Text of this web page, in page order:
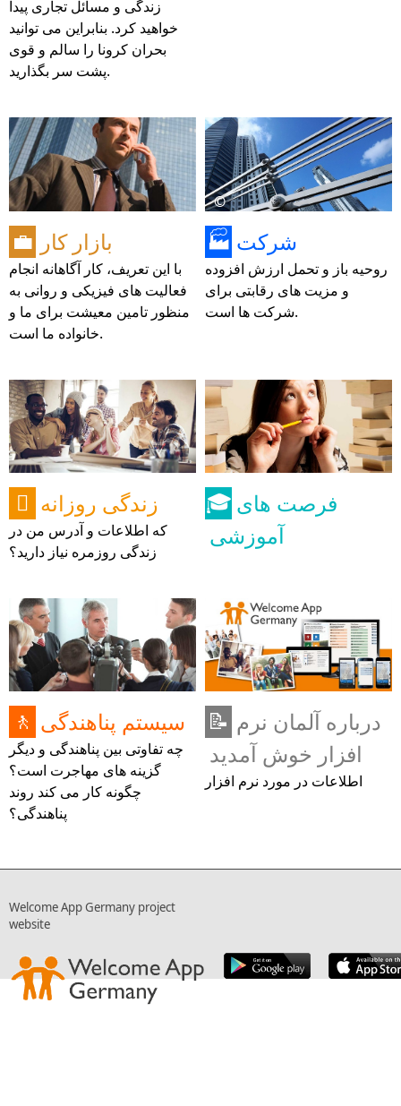
زندگی و مسائل تجاری پیدا
خواهید کرد. بنابراین می توانید
بحران کرونا را سالم و قوی
پشت سر بگذارید.
💼 بازار کار
با این تعریف، کار آگاهانه انجام
فعالیت های فیزیکی و روانی به
منظور تامین معیشت برای ما و
خانواده ما است.
©
🏭 شرکت
روحیه باز و تحمل ارزش افزوده
و مزیت های رقابتی برای
شرکت ها است.
 زندگی روزانه
که اطلاعات و آدرس من در
زندگی روزمره نیاز دارید؟
🎓 فرصت های
آموزشی
🚶 سیستم پناهندگی
چه تفاوتی بین پناهندگی و دیگر
گزینه های مهاجرت است؟
چگونه کار می کند روند
پناهندگی؟
📝 درباره آلمان نرم
افزار خوش آمدید
اطلاعات در مورد نرم افزار
Welcome App Germany project
website